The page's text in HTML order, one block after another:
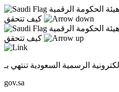
الحكومة الرقمية
الحكومة الرقمية
الرسمية السعودية تنتهي بـ
gov.sa